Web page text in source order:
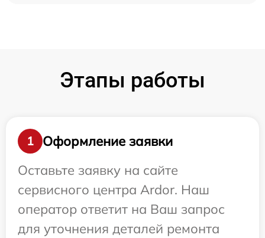
Этапы работы
1
Оформление заявки
Оставьте заявку на сайте
сервисного центра Ardor. Наш
оператор ответит на Ваш запрос
для уточнения деталей ремонта